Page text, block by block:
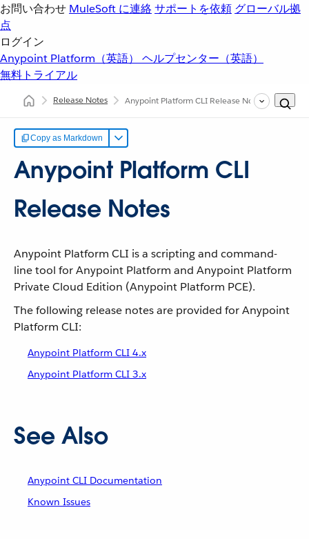
お問い合わせ MuleSoft に連絡サポートを依頼 グローバル拠
点
ログイン
Anypoint Platform（英語） ヘルプセンター（英語）
無料トライアル
Release Notes Anypoint Platform CLI Release Notes
Copy as Markdown
Anypoint Platform CLI
Release Notes
Anypoint Platform CLI is a scripting and command-
line tool for Anypoint Platform and Anypoint Platform
Private Cloud Edition (Anypoint Platform PCE).
The following release notes are provided for Anypoint
Platform CLI:
Anypoint Platform CLI 4.x
Anypoint Platform CLI 3.x
See Also
Anypoint CLI Documentation
Known Issues